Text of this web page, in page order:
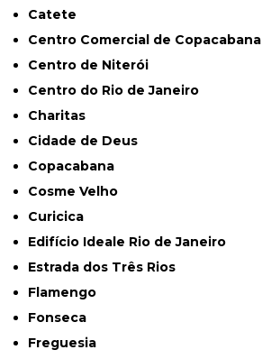
Catete
Centro Comercial de Copacabana
Centro de Niterói
Centro do Rio de Janeiro
Charitas
Cidade de Deus
Copacabana
Cosme Velho
Curicica
Edifício Ideale Rio de Janeiro
Estrada dos Três Rios
Flamengo
Fonseca
Freguesia